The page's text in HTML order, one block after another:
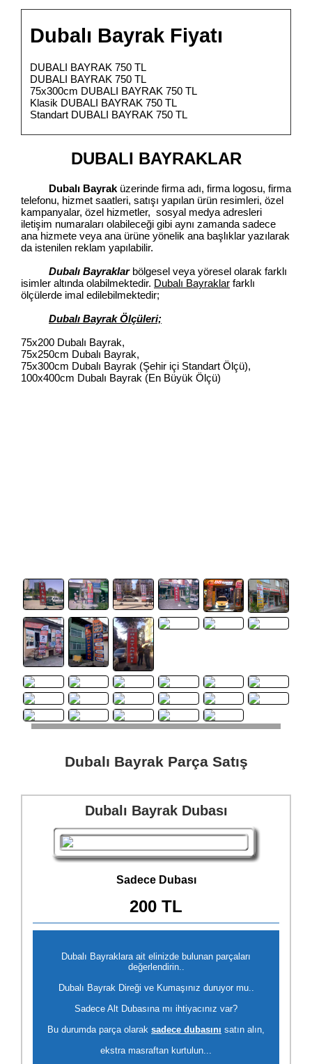
Dubalı Bayrak Fiyatı
DUBALI BAYRAK 750 TL
DUBALI BAYRAK 750 TL
75x300cm DUBALI BAYRAK 750 TL
Klasik DUBALI BAYRAK 750 TL
Standart DUBALI BAYRAK 750 TL
DUBALI BAYRAKLAR
Dubalı Bayrak üzerinde firma adı, firma logosu, firma
telefonu, hizmet saatleri, satışı yapılan ürün resimleri, özel
kampanyalar, özel hizmetler, sosyal medya adresleri
iletişim numaraları olabileceği gibi aynı zamanda sadece
ana hizmete veya ana ürüne yönelik ana başlıklar yazılarak
da istenilen reklam yapılabilir.
Dubalı Bayraklarbölgesel veya yöresel olarak farklı
isimler altında olabilmektedir. Dubalı Bayraklar farklı
ölçülerde imal edilebilmektedir;
Dubalı Bayrak Ölçüleri;
75x200 Dubalı Bayrak,
75x250cm Dubalı Bayrak,
75x300cm Dubalı Bayrak (Şehir içi Standart Ölçü),
100x400cm Dubalı Bayrak (En Büyük Ölçü)
Dubalı Bayrak Parça Satış
Dubalı Bayrak Dubası
Sadece Dubası
200 TL
Dubalı Bayraklara ait elinizde bulunan parçaları
değerlendirin..
Dubalı Bayrak Direği ve Kumaşınız duruyor mu..
Sadece Alt Dubasına mı ihtiyacınız var?
Bu durumda parça olarak sadece dubasını satın alın,
ekstra masraftan kurtulun...